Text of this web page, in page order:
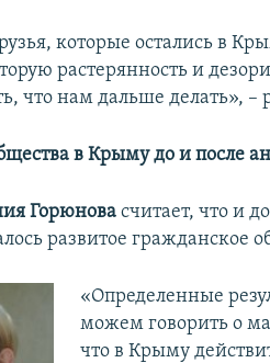
которые остались в
растерянность и
что нам дальше делать», –
в Крыму до и после
Горюнова считает, что и
развитое гражданское
«Определенные
можем говорить о
что в Крыму